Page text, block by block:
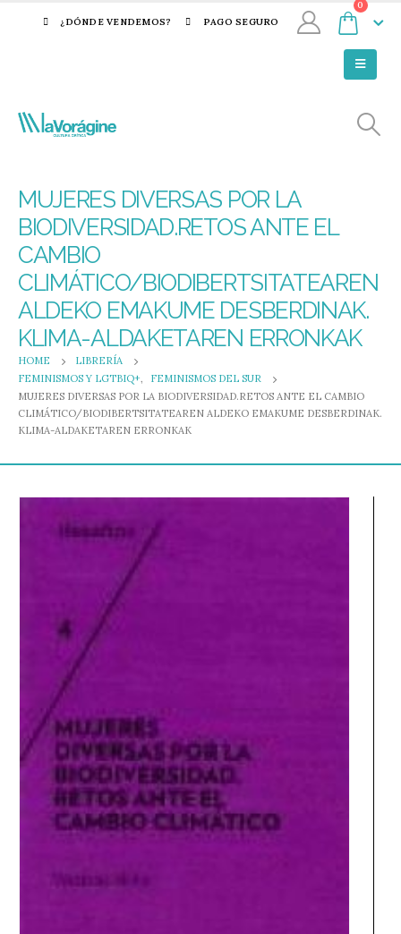
¿DÓNDE VENDEMOS? PAGO SEGURO
0
MUJERES DIVERSAS POR LA
BIODIVERSIDAD.RETOS ANTE EL
CAMBIO
CLIMÁTICO/BIODIBERTSITATEAREN
ALDEKO EMAKUME DESBERDINAK.
KLIMA-ALDAKETAREN ERRONKAK
HOME
LIBRERÍA
FEMINISMOS Y LGTBIQ+,
FEMINISMOS DEL SUR
MUJERES DIVERSAS POR LA BIODIVERSIDAD.RETOS ANTE EL CAMBIO
CLIMÁTICO/BIODIBERTSITATEAREN ALDEKO EMAKUME DESBERDINAK.
KLIMA-ALDAKETAREN ERRONKAK